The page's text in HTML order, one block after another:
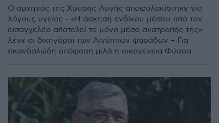
Ο αρχηγός της Χρυσής Αυγής αποφυλακίστηκε για
λόγους υγείας - «Η άσκηση ενδίκου μέσου από τον
εισαγγελέα αποτελεί το μόνο μέσο ανατροπής της»
λένε οι δικηγόροι των Αιγύπτιων ψαράδων – Για
σκανδαλώδη απόφαση μιλά η οικογένεια Φύσσα